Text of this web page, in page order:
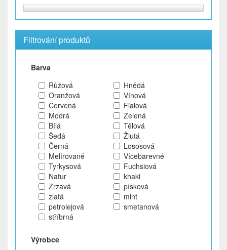
Filtrování produktů
Barva
Růžová
Hnědá
Oranžová
Vínová
Červená
Fialová
Modrá
Zelená
Bílá
Tělová
Šedá
Žlutá
Černá
Lososová
Melírované
Vícebarevné
Tyrkysová
Fuchsiová
Natur
khaki
Zrzavá
písková
zlatá
mint
petrolejová
smetanová
stříbrná
Výrobce